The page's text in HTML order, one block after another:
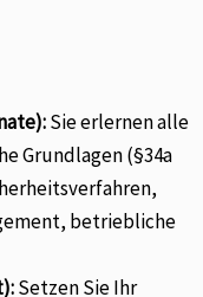
Sie erlernen alle
Grundlagen (§34a
betriebliche
Setzen Sie Ihr